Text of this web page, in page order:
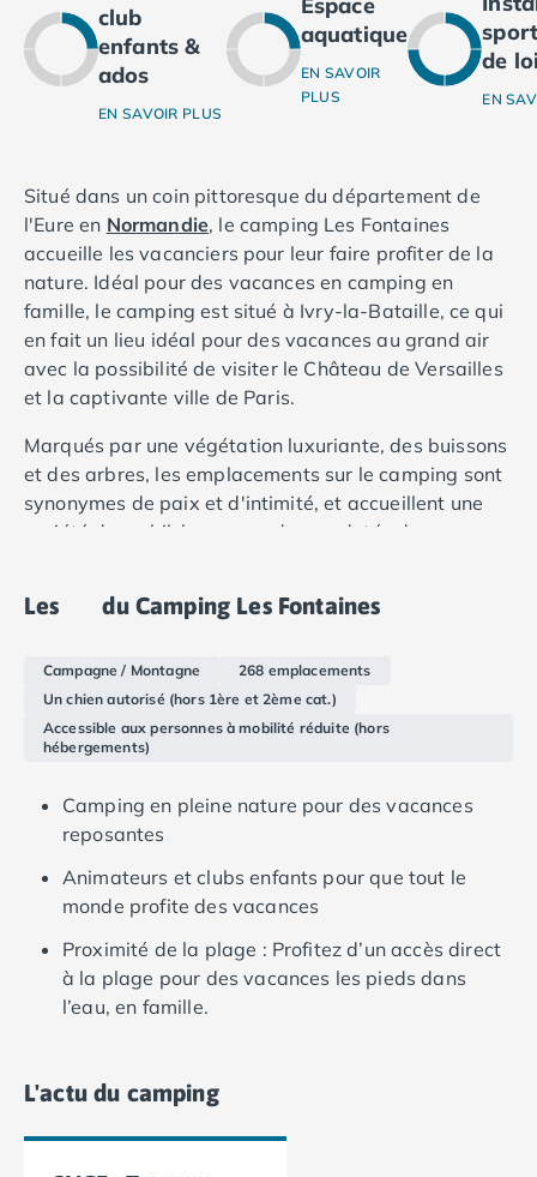
Camping Ardennes
Camping Corse
Camping Corse-du-Sud
Camping Bonifacio
Camping Ghisonaccia
Camping Saint-Florent
Camping Franche-Comté
Camping Doubs
Camping Jura
Camping Clairvaux-les-Lacs
Camping Haute-Normandie
Camping Eure
Camping Essonne
Camping Seine-et-Marne
Camping Val d'Oise
Camping Aude
Camping Gruissan
Camping Sigean
Camping Gard
Camping Aigues-Mortes
Camping Nîmes
Camping Hérault
Camping Agde
Camping Béziers
Camping La Grande Motte
Camping Marseillan-Plage
Camping Montpellier
Camping Palavas-les-Flots
Camping Vias-Plage
Camping Pyrénées-Orientales
Camping Argelès-sur-Mer
Camping Canet-en-Roussillon
club
enfants &
ados
EN SAVOIR PLUS
aquatique
EN SAVOIR
PLUS
de
EN
Situé dans un coin pittoresque du département de
l'Eure en Normandie, le camping Les Fontaines
accueille les vacanciers pour leur faire profiter de la
nature. Idéal pour des vacances en camping en
famille, le camping est situé à Ivry-la-Bataille, ce qui
en fait un lieu idéal pour des vacances au grand air
avec la possibilité de visiter le Château de Versailles
et la captivante ville de Paris.
Marqués par une végétation luxuriante, des buissons
et des arbres, les emplacements sur le camping sont
synonymes de paix et d'intimité, et accueillent une
variété de mobil-homes modernes dotés de
Les du Camping Les Fontaines
Campagne / Montagne
268 emplacements
Un chien autorisé (hors 1ère et 2ème cat.)
Accessible aux personnes à mobilité réduite (hors
hébergements)
Camping en pleine nature pour des vacances
reposantes
Animateurs et clubs enfants pour que tout le
monde profite des vacances
Proximité de la plage : Profitez d’un accès direct
à la plage pour des vacances les pieds dans
l’eau, en famille.
L'actu du camping